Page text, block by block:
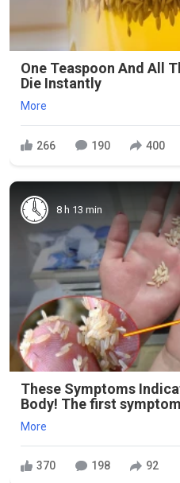
One Teaspoon And All
Die Instantly
More
266 190 400
8 h 13 min
These Symptoms
Body! The first
More
370 198 92